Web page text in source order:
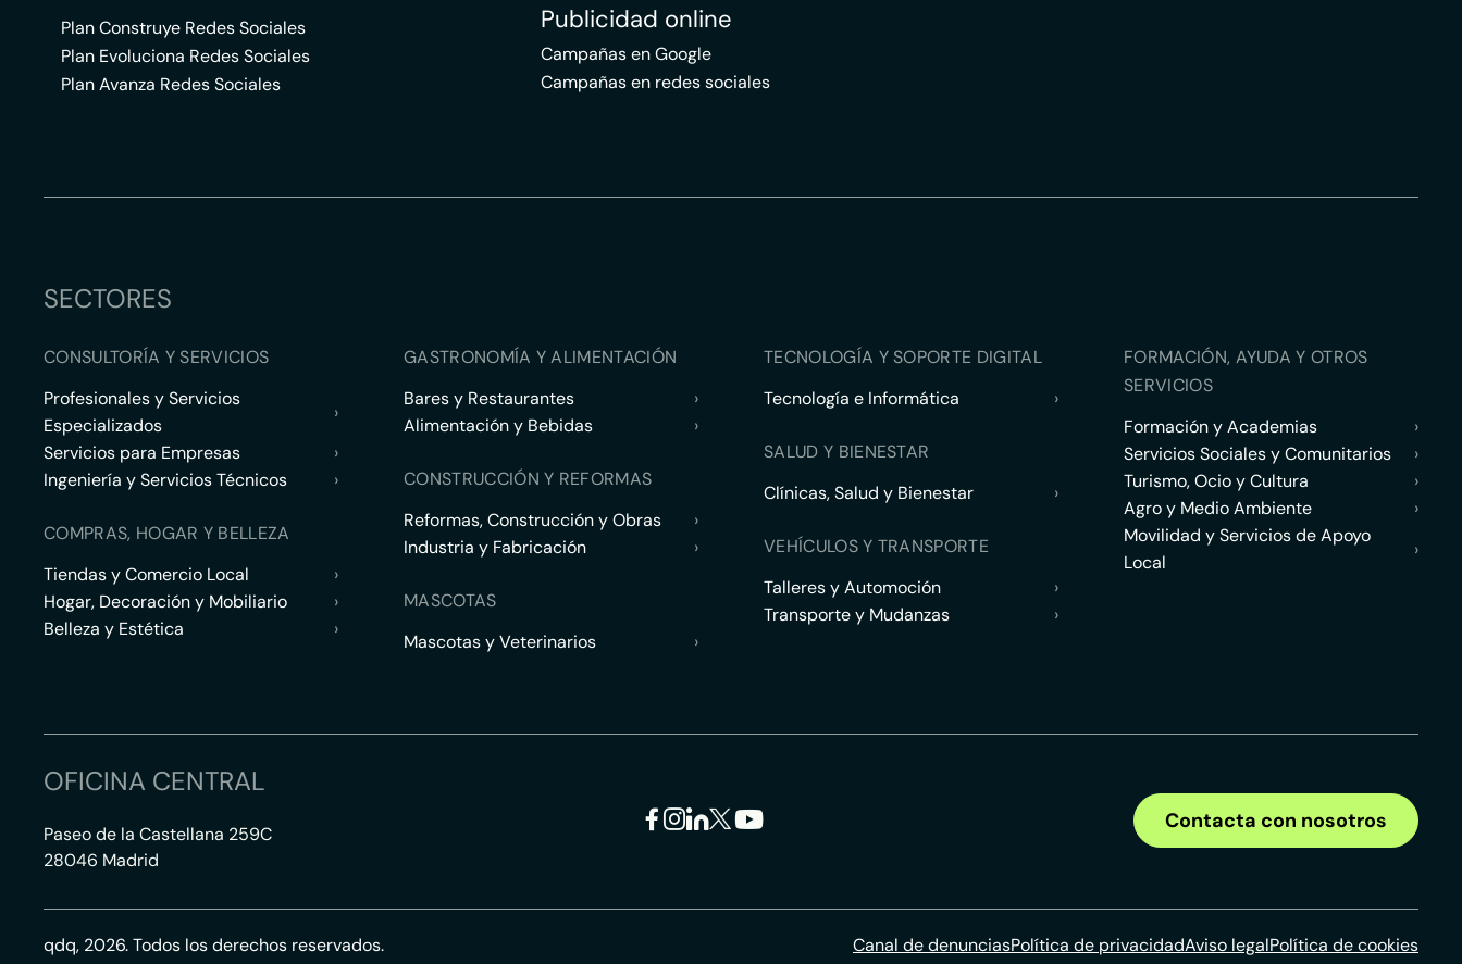
Plan Construye Redes Sociales
Plan Evoluciona Redes Sociales
Plan Avanza Redes Sociales
Publicidad online
Campañas en Google
Campañas en redes sociales
SECTORES
CONSULTORÍA Y SERVICIOS
Profesionales y Servicios
Especializados
›
Servicios para Empresas
›
Ingeniería y Servicios Técnicos
›
COMPRAS, HOGAR Y BELLEZA
Tiendas y Comercio Local
›
Hogar, Decoración y Mobiliario
›
Belleza y Estética
›
GASTRONOMÍA Y ALIMENTACIÓN
Bares y Restaurantes
›
Alimentación y Bebidas
›
CONSTRUCCIÓN Y REFORMAS
Reformas, Construcción y Obras
›
Industria y Fabricación
›
MASCOTAS
Mascotas y Veterinarios
›
TECNOLOGÍA Y SOPORTE DIGITAL
Tecnología e Informática
›
SALUD Y BIENESTAR
Clínicas, Salud y Bienestar
›
VEHÍCULOS Y TRANSPORTE
Talleres y Automoción
›
Transporte y Mudanzas
›
FORMACIÓN, AYUDA Y OTROS
SERVICIOS
Formación y Academias
›
Servicios Sociales y Comunitarios
›
Turismo, Ocio y Cultura
›
Agro y Medio Ambiente
›
Movilidad y Servicios de Apoyo
Local
›
OFICINA CENTRAL
Paseo de la Castellana 259C
28046 Madrid
Contacta con nosotros
Canal de denunciasPolítica de privacidadAviso legalPolítica de cookies
qdq, 2026. Todos los derechos reservados.